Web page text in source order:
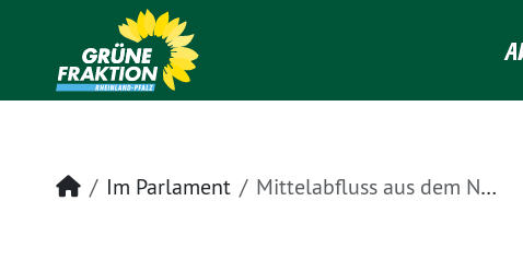
Startseite
Im Parlament Mittelabfluss aus dem Nachtragshaushalt 2020